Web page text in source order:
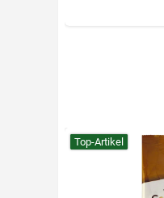
Top-Artikel